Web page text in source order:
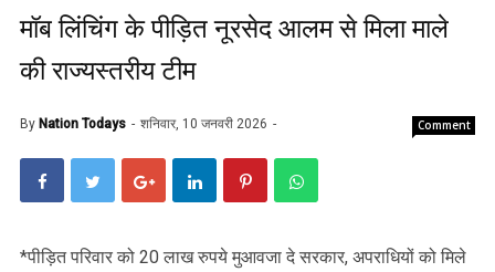
मॉब लिंचिंग के पीड़ित नूरसेद आलम से मिला माले
की राज्यस्तरीय टीम
By Nation Todays शनिवार, 10 जनवरी 2026 Comment
*पीड़ित परिवार को 20 लाख रुपये मुआवजा दे सरकार, अपराधियों को मिले